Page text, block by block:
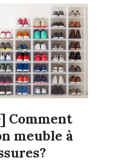
Comment
meuble à